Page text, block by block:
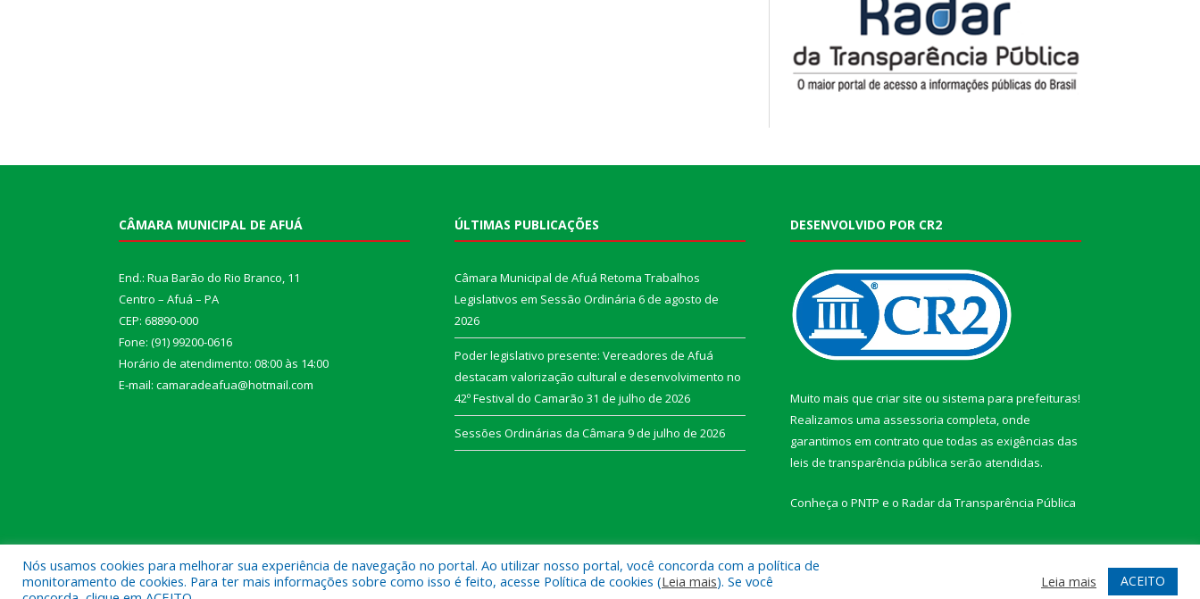
CÂMARA MUNICIPAL DE AFUÁ
End.: Rua Barão do Rio Branco, 11
Centro – Afuá – PA
CEP: 68890-000
Fone: (91) 99200-0616
Horário de atendimento: 08:00 às 14:00
E-mail: camaradeafua@hotmail.com
ÚLTIMAS PUBLICAÇÕES
Câmara Municipal de Afuá Retoma Trabalhos
Legislativos em Sessão Ordinária 6 de agosto de
2026
Poder legislativo presente: Vereadores de Afuá
destacam valorização cultural e desenvolvimento no
42º Festival do Camarão 31 de julho de 2026
Sessões Ordinárias da Câmara 9 de julho de 2026
DESENVOLVIDO POR CR2
Muito mais que criar site ou sistema para prefeituras!
Realizamos uma assessoria completa, onde
garantimos em contrato que todas as exigências das
leis de transparência pública serão atendidas.
Conheça o PNTP e o Radar da Transparência Pública
Nós usamos cookies para melhorar sua experiência de navegação no portal. Ao utilizar nosso portal, você concorda com a política de
monitoramento de cookies. Para ter mais informações sobre como isso é feito, acesse Política de cookies (Leia mais). Se você
Leia mais ACEITO